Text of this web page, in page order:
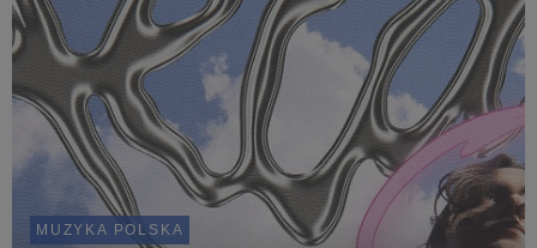
MUZYKA POLSKA